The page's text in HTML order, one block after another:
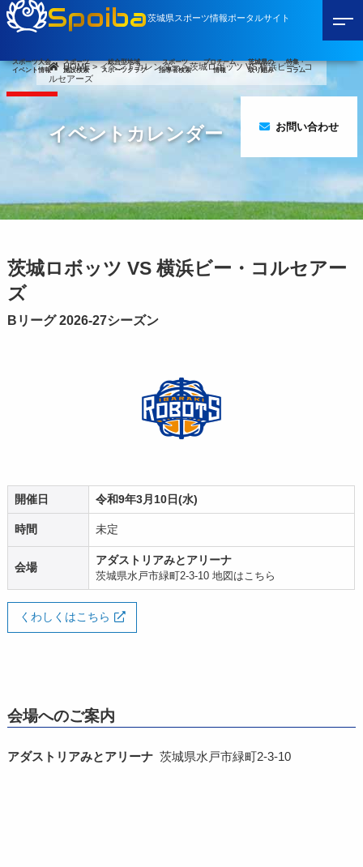
Spoiba茨城県スポーツ情報ポータルサイト
スポーツ大会
イベント情報
スポーツ
施設検索
総合型地域
スポーツクラブ
スポーツ
指導者検索
プロチーム
情報
茨城県の
取り組み
特集・
コラム
お問い合わせ
HOME>イベントカレンダー>茨城ロボッツ VS 横浜ビー・コ
ルセアーズ
イベントカレンダー
茨城ロボッツ VS 横浜ビー・コルセアー
ズ
Bリーグ 2026-27シーズン
開催日 令和9年3月10日(水)
時間 未定
会場
アダストリアみとアリーナ
茨城県水戸市緑町2-3-10 地図はこちら
くわしくはこちら
会場へのご案内
アダストリアみとアリーナ 茨城県水戸市緑町2-3-10